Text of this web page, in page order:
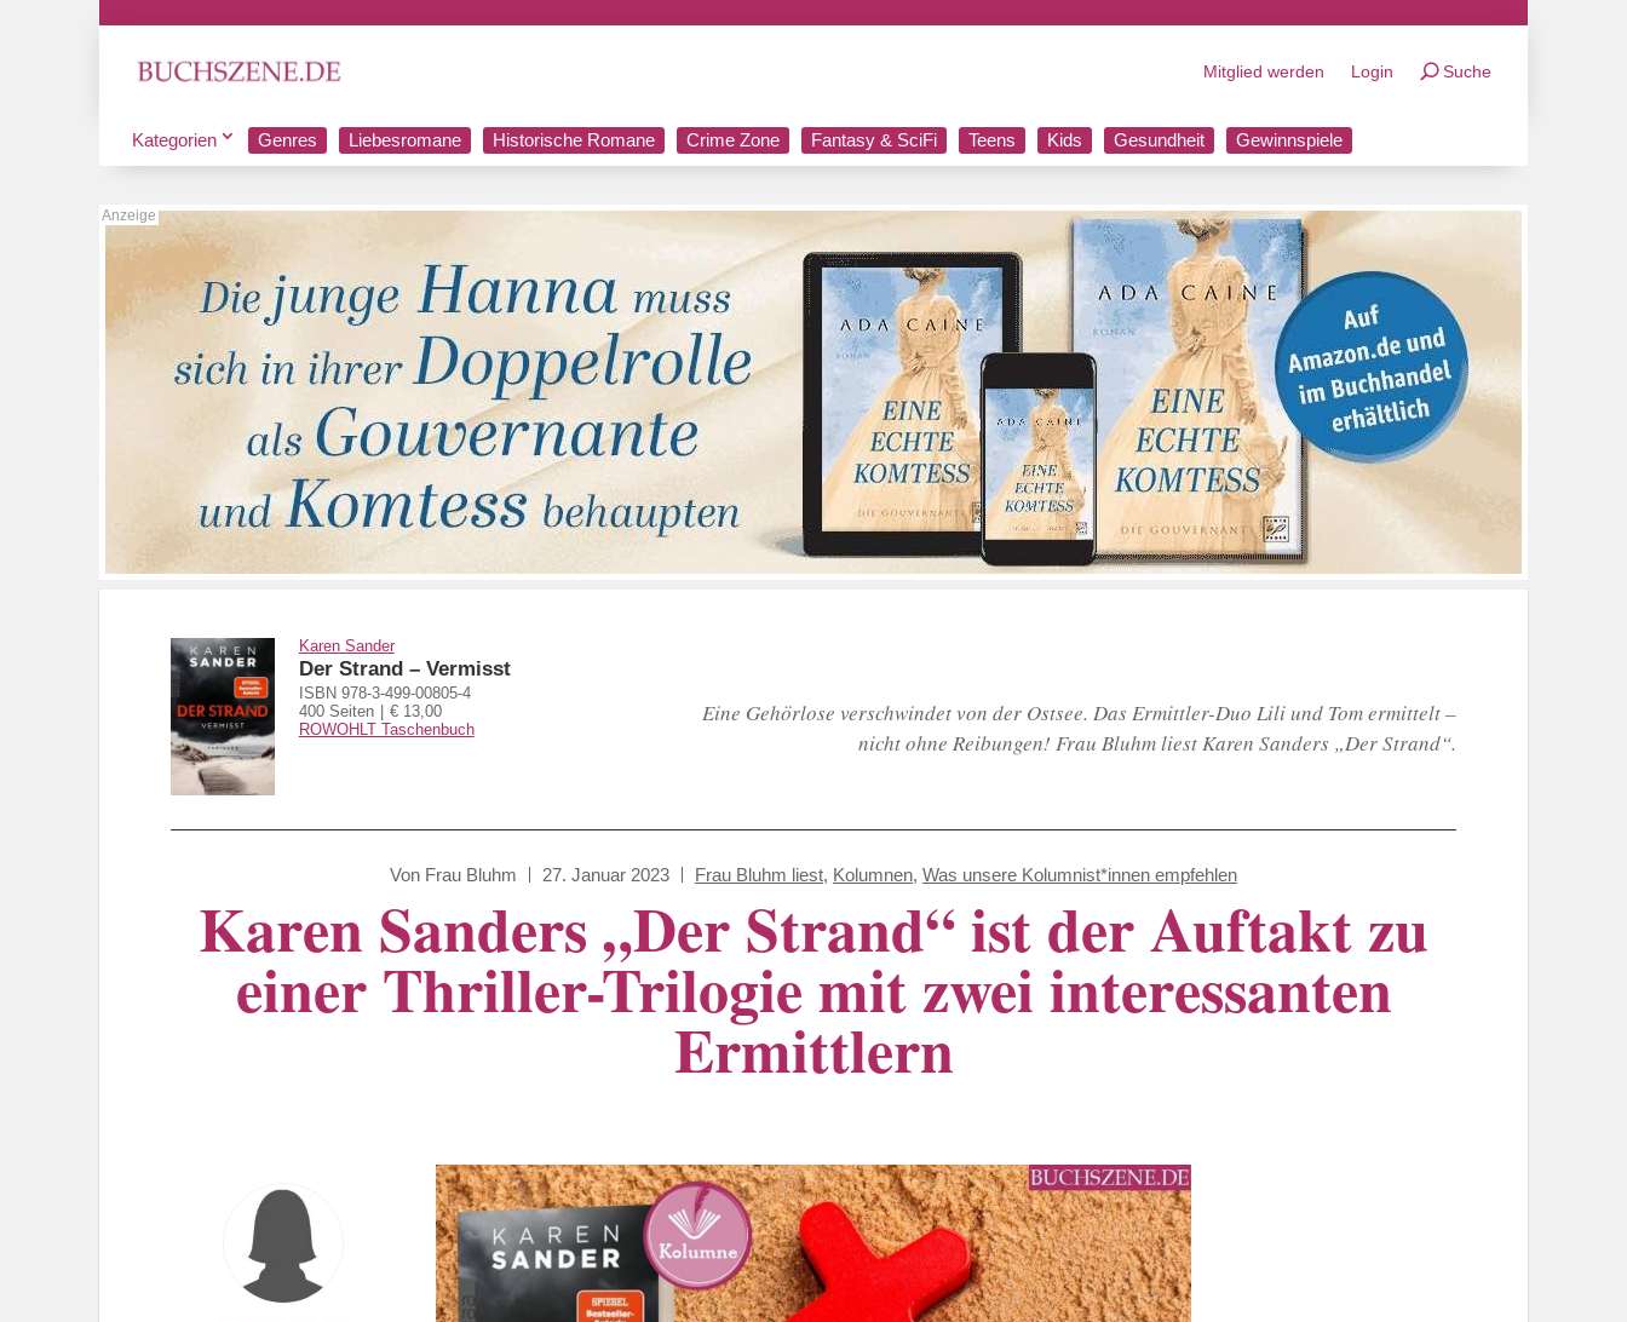
Mitglied werden Login Suche
Kategorien Genres Liebesromane Historische Romane Crime Zone Fantasy & SciFi Teens Kids Gesundheit Gewinnspiele
Karen Sander
Der Strand – Vermisst
ISBN 978-3-499-00805-4
400 Seiten
€ 13,00
ROWOHLT Taschenbuch
Eine Gehörlose verschwindet von der Ostsee. Das Ermittler-Duo Lili und Tom ermittelt –
nicht ohne Reibungen! Frau Bluhm liest Karen Sanders „Der Strand“.
Von Frau Bluhm 27. Januar 2023 Frau Bluhm liest, Kolumnen, Was unsere Kolumnist*innen empfehlen
Karen Sanders „Der Strand“ ist der Auftakt zu
einer Thriller-Trilogie mit zwei interessanten
Ermittlern